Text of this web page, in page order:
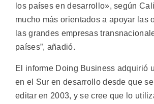
los países en desarrollo», según
mucho más orientados a apoyar las
las grandes empresas
países”, añadió.
El informe Doing Business adquirió
en el Sur en desarrollo desde que
editar en 2003, y se cree que lo